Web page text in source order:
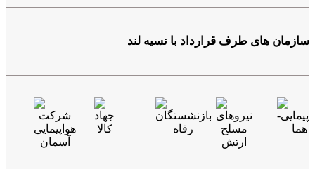
سازمان های طرف قرارداد با نسیه لند